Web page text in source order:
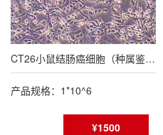
CT26小鼠结肠癌细胞（种属鉴定报告/STR鉴定报告）
产品规格：1*10^6
¥1500